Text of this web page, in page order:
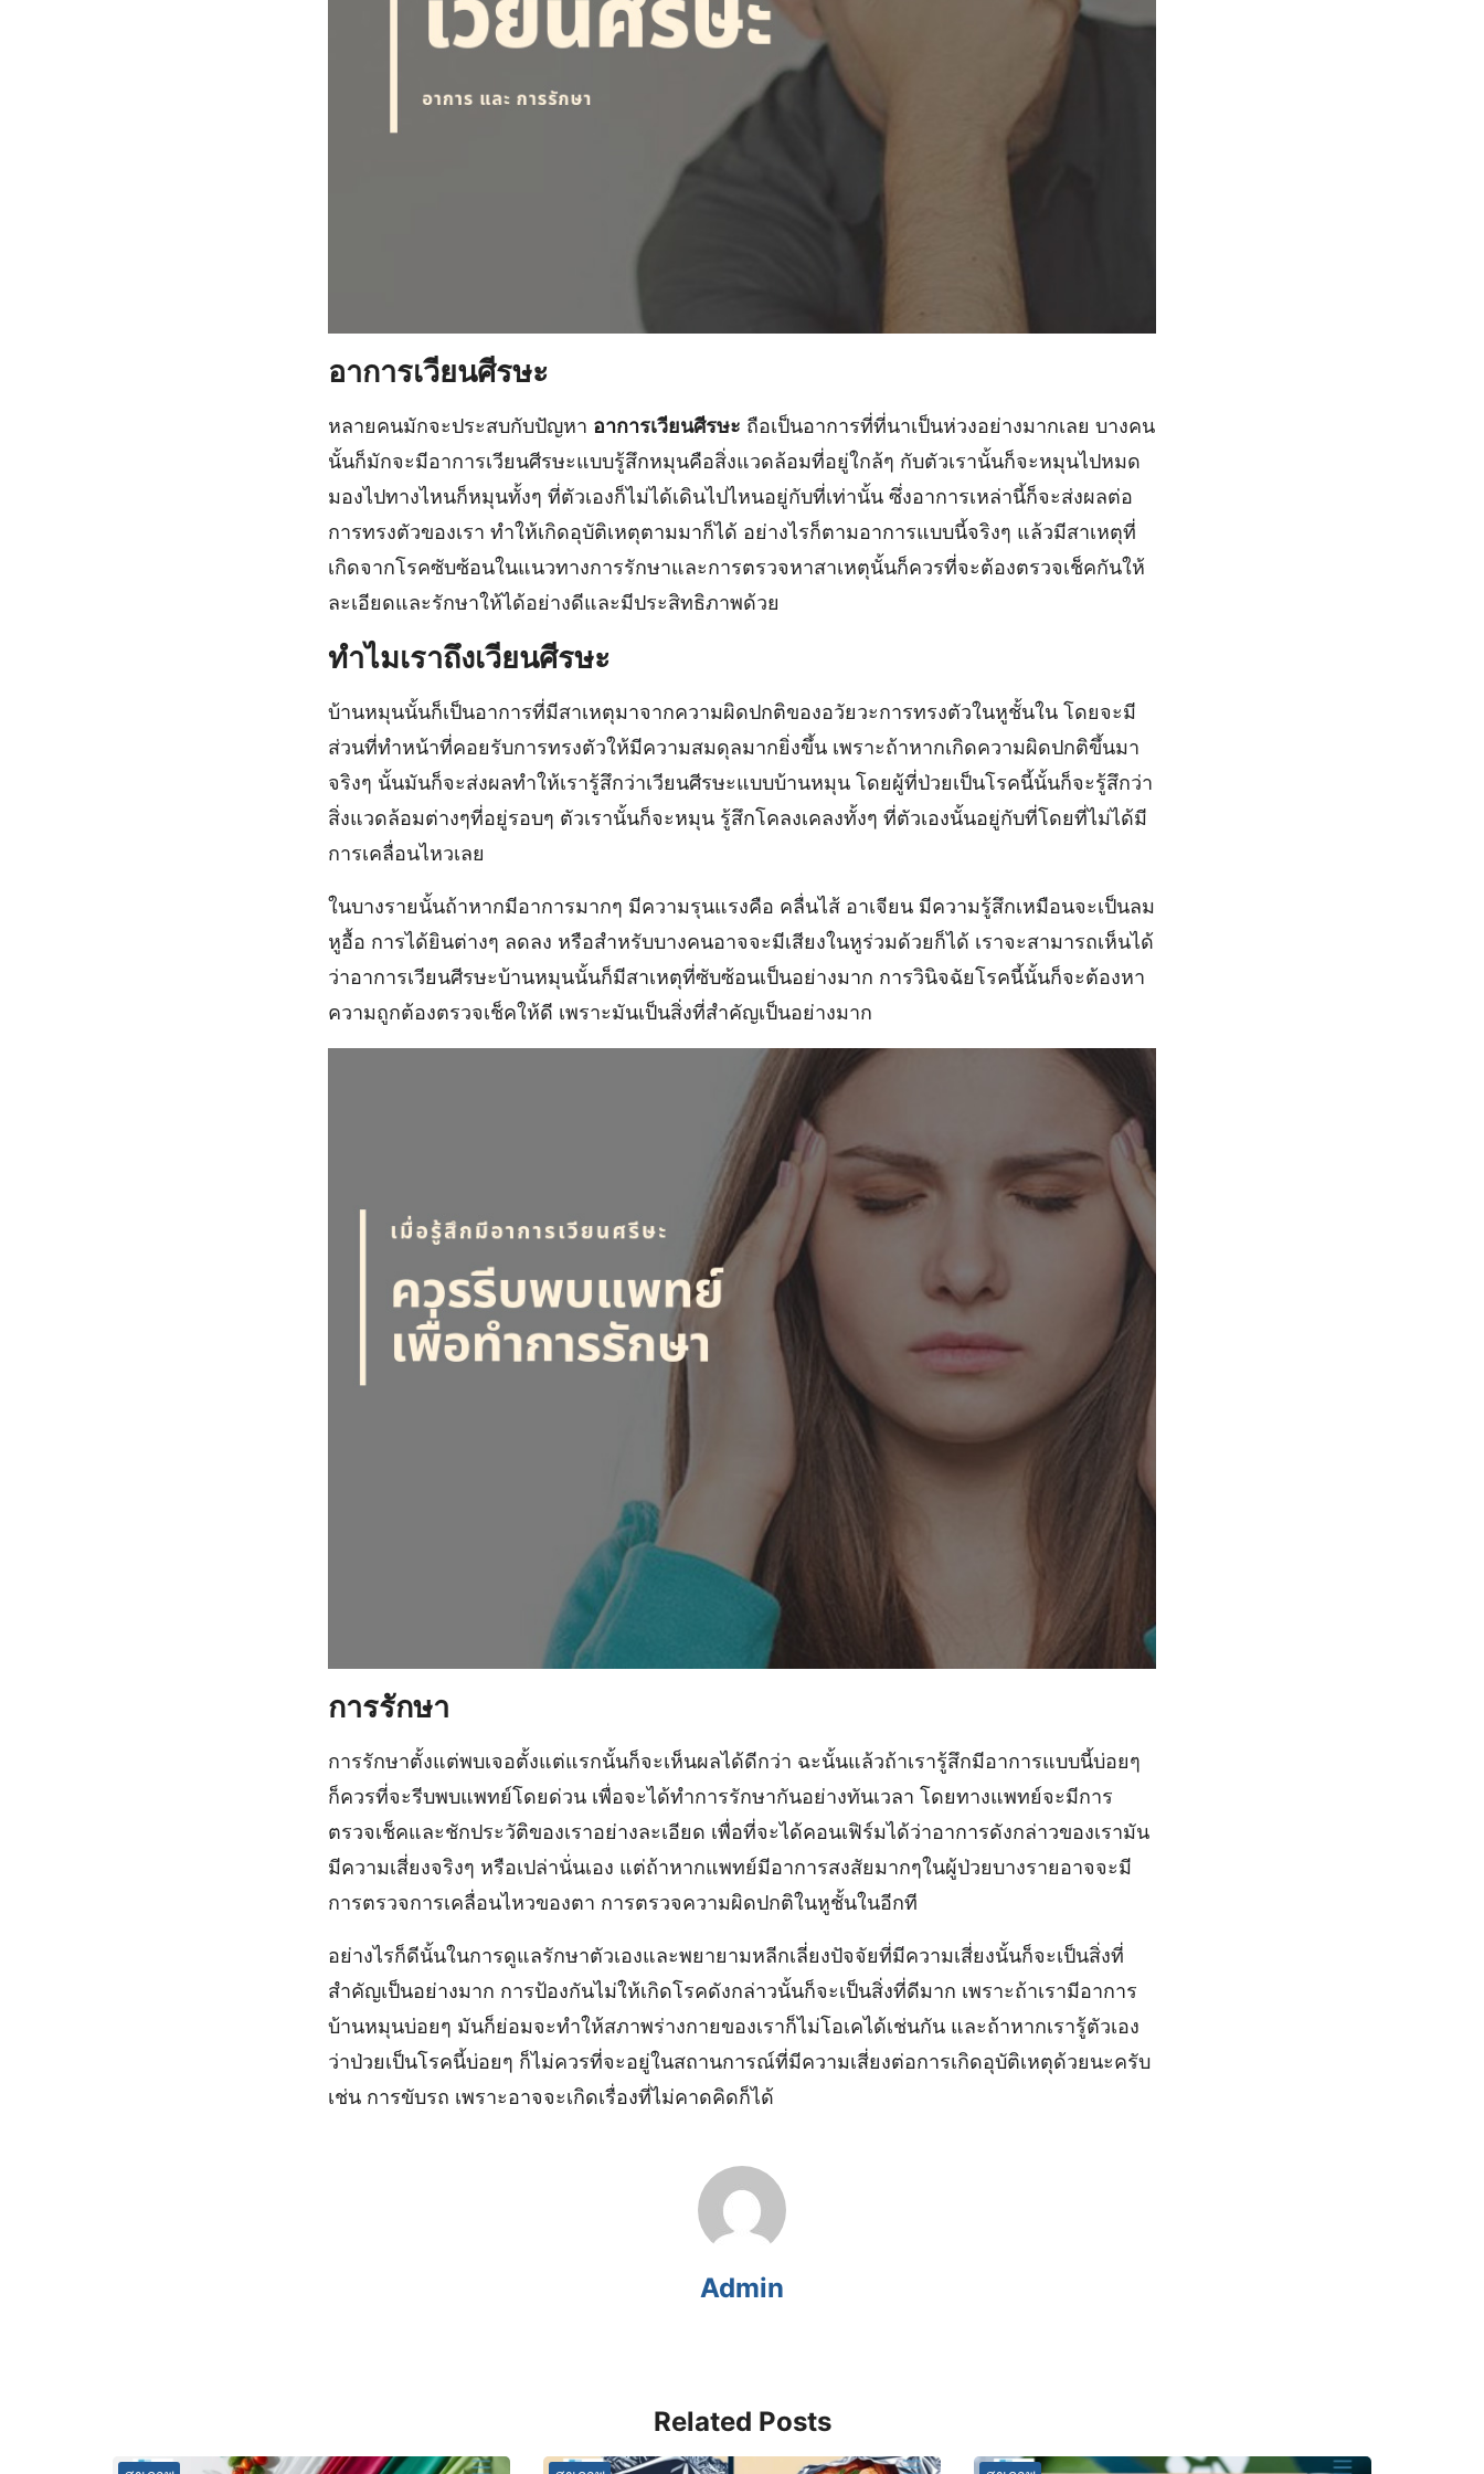
อาการเวียนศีรษะ
หลายคนมักจะประสบกับปัญหา อาการเวียนศีรษะ ถือเป็นอาการที่ที่นาเป็นห่วงอย่างมากเลย บางคน
นั้นก็มักจะมีอาการเวียนศีรษะแบบรู้สึกหมุนคือสิ่งแวดล้อมที่อยู่ใกล้ๆ กับตัวเรานั้นก็จะหมุนไปหมด
มองไปทางไหนก็หมุนทั้งๆ ที่ตัวเองก็ไม่ได้เดินไปไหนอยู่กับที่เท่านั้น ซึ่งอาการเหล่านี้ก็จะส่งผลต่อ
การทรงตัวของเรา ทำให้เกิดอุบัติเหตุตามมาก็ได้ อย่างไรก็ตามอาการแบบนี้จริงๆ แล้วมีสาเหตุที่
เกิดจากโรคซับซ้อนในแนวทางการรักษาและการตรวจหาสาเหตุนั้นก็ควรที่จะต้องตรวจเช็คกันให้
ละเอียดและรักษาให้ได้อย่างดีและมีประสิทธิภาพด้วย
ทำไมเราถึงเวียนศีรษะ
บ้านหมุนนั้นก็เป็นอาการที่มีสาเหตุมาจากความผิดปกติของอวัยวะการทรงตัวในหูชั้นใน โดยจะมี
ส่วนที่ทำหน้าที่คอยรับการทรงตัวให้มีความสมดุลมากยิ่งขึ้น เพราะถ้าหากเกิดความผิดปกติขึ้นมา
จริงๆ นั้นมันก็จะส่งผลทำให้เรารู้สึกว่าเวียนศีรษะแบบบ้านหมุน โดยผู้ที่ป่วยเป็นโรคนี้นั้นก็จะรู้สึกว่า
สิ่งแวดล้อมต่างๆที่อยู่รอบๆ ตัวเรานั้นก็จะหมุน รู้สึกโคลงเคลงทั้งๆ ที่ตัวเองนั้นอยู่กับที่โดยที่ไม่ได้มี
การเคลื่อนไหวเลย
ในบางรายนั้นถ้าหากมีอาการมากๆ มีความรุนแรงคือ คลื่นไส้ อาเจียน มีความรู้สึกเหมือนจะเป็นลม
หูอื้อ การได้ยินต่างๆ ลดลง หรือสำหรับบางคนอาจจะมีเสียงในหูร่วมด้วยก็ได้ เราจะสามารถเห็นได้
ว่าอาการเวียนศีรษะบ้านหมุนนั้นก็มีสาเหตุที่ซับซ้อนเป็นอย่างมาก การวินิจฉัยโรคนี้นั้นก็จะต้องหา
ความถูกต้องตรวจเช็คให้ดี เพราะมันเป็นสิ่งที่สำคัญเป็นอย่างมาก
การรักษา
การรักษาตั้งแต่พบเจอตั้งแต่แรกนั้นก็จะเห็นผลได้ดีกว่า ฉะนั้นแล้วถ้าเรารู้สึกมีอาการแบบนี้บ่อยๆ
ก็ควรที่จะรีบพบแพทย์โดยด่วน เพื่อจะได้ทำการรักษากันอย่างทันเวลา โดยทางแพทย์จะมีการ
ตรวจเช็คและชักประวัติของเราอย่างละเอียด เพื่อที่จะได้คอนเฟิร์มได้ว่าอาการดังกล่าวของเรามัน
มีความเสี่ยงจริงๆ หรือเปล่านั่นเอง แต่ถ้าหากแพทย์มีอาการสงสัยมากๆในผู้ป่วยบางรายอาจจะมี
การตรวจการเคลื่อนไหวของตา การตรวจความผิดปกติในหูชั้นในอีกที
อย่างไรก็ดีนั้นในการดูแลรักษาตัวเองและพยายามหลีกเลี่ยงปัจจัยที่มีความเสี่ยงนั้นก็จะเป็นสิ่งที่
สำคัญเป็นอย่างมาก การป้องกันไม่ให้เกิดโรคดังกล่าวนั้นก็จะเป็นสิ่งที่ดีมาก เพราะถ้าเรามีอาการ
บ้านหมุนบ่อยๆ มันก็ย่อมจะทำให้สภาพร่างกายของเราก็ไม่โอเคได้เช่นกัน และถ้าหากเรารู้ตัวเอง
ว่าป่วยเป็นโรคนี้บ่อยๆ ก็ไม่ควรที่จะอยู่ในสถานการณ์ที่มีความเสี่ยงต่อการเกิดอุบัติเหตุด้วยนะครับ
เช่น การขับรถ เพราะอาจจะเกิดเรื่องที่ไม่คาดคิดก็ได้
Admin
Related Posts